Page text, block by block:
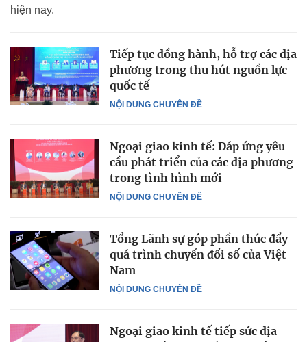
hiện nay.
NỘI DUNG CHUYÊN ĐỀ
Tiếp tục đồng hành, hỗ trợ các địa
phương trong thu hút nguồn lực
quốc tế
NỘI DUNG CHUYÊN ĐỀ
Ngoại giao kinh tế: Đáp ứng yêu
cầu phát triển của các địa phương
trong tình hình mới
NỘI DUNG CHUYÊN ĐỀ
Tổng Lãnh sự góp phần thúc đẩy
quá trình chuyển đổi số của Việt
Nam
Ngoại giao kinh tế tiếp sức địa